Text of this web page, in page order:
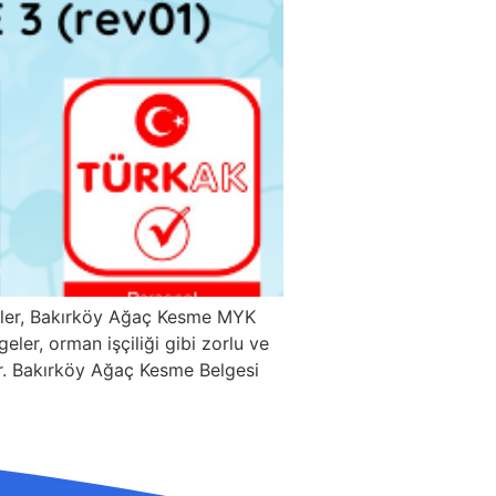
Bakırköy Ağaç Kesme MYK
orman işçiliği gibi zorlu ve
Ağaç Kesme Belgesi